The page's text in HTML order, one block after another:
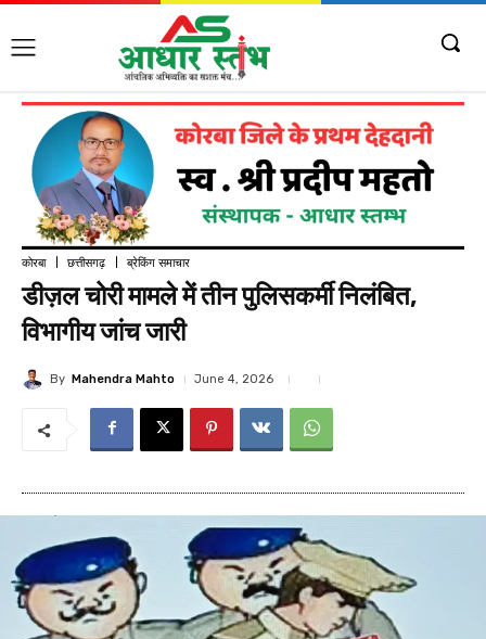
कोरबा छत्तीसगढ़ ब्रेकिंग समाचार
डीज़ल चोरी मामले में तीन पुलिसकर्मी निलंबित,
विभागीय जांच जारी
By Mahendra Mahto June 4, 2026